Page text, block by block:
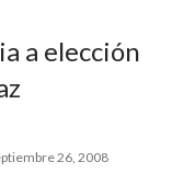
a elección
26, 2008